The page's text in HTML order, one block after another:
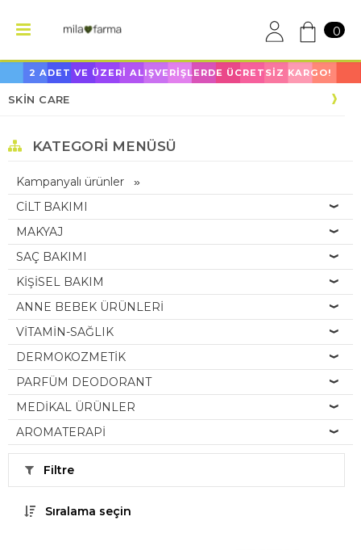
0
2 ADET VE ÜZERİ ALIŞVERİŞLERDE ÜCRETSİZ KARGO!
SKİN CARE
KATEGORI MENÜSÜ
Kampanyalı ürünler
CİLT BAKIMI
MAKYAJ
SAÇ BAKIMI
KİŞİSEL BAKIM
ANNE BEBEK ÜRÜNLERİ
VİTAMİN-SAĞLIK
DERMOKOZMETİK
PARFÜM DEODORANT
MEDİKAL ÜRÜNLER
AROMATERAPİ
Filtre
Sıralama seçin